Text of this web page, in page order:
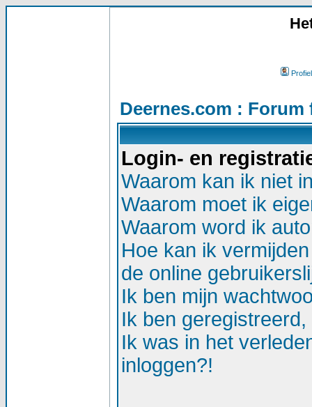
Profiel
Deernes.com :
Login- en
Waarom kan ik niet
Waarom moet ik
Waarom word ik
Hoe kan ik
de online
Ik ben mijn
Ik ben
Ik was in het
inloggen?!